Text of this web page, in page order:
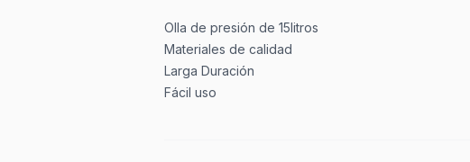
Olla de presión de 15litros
Materiales de calidad
Larga Duración
Fácil uso